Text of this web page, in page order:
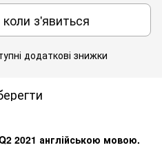
з'явиться
додаткові знижки
2021 англійською мовою.